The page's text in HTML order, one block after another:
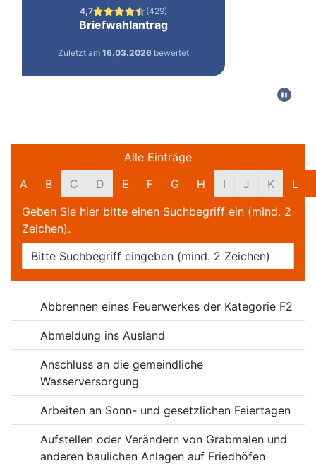
Filter und SucheAlle Einträge
A
B C D E F G H I J K
L
Geben Sie hier bitte einen Suchbegriff ein (mind. 2
Zeichen).
Abbrennen eines Feuerwerkes der Kategorie F2
Abmeldung ins Ausland
Anschluss an die gemeindliche
Wasserversorgung
Arbeiten an Sonn- und gesetzlichen Feiertagen
Aufstellen oder Verändern von Grabmalen und
anderen baulichen Anlagen auf Friedhöfen